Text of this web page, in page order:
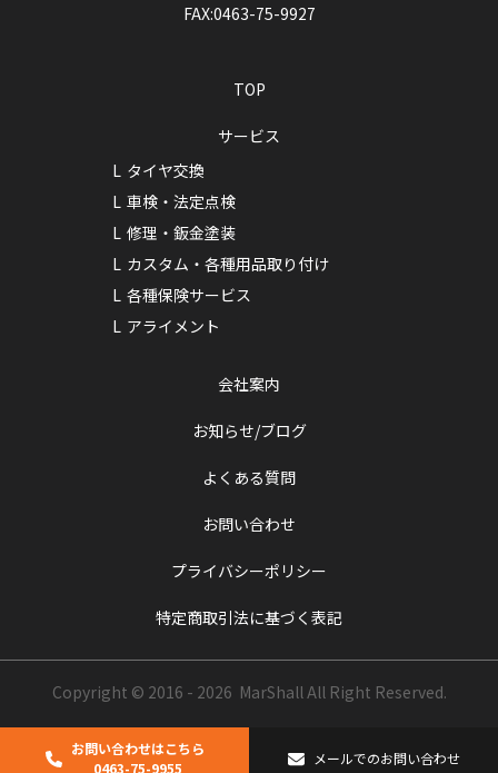
FAX:0463-75-9927
TOP
サービス
タイヤ交換
車検・法定点検
修理・鈑金塗装
カスタム・各種用品取り付け
各種保険サービス
アライメント
会社案内
お知らせ/ブログ
よくある質問
お問い合わせ
プライバシーポリシー
特定商取引法に基づく表記
Copyright © 2016 - 2026 MarShallAll Right Reserved.
お問い合わせはこちら
0463-75-9955
メールでのお問い合わせ